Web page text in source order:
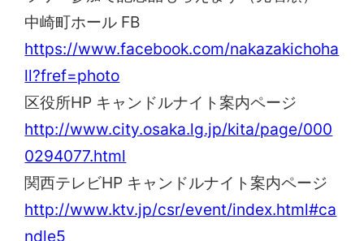
中崎町ホール FB
https://www.facebook.com/nakazakichoha
ll?fref=photo
区役所HP キャンドルナイト案内ページ
http://www.city.osaka.lg.jp/kita/page/000
0294077.html
関西テレビHP キャンドルナイト案内ページ
http://www.ktv.jp/csr/event/index.html#ca
ndle5